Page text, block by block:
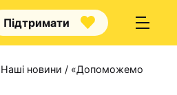
Підтримати
Наші новини / «Допоможемо